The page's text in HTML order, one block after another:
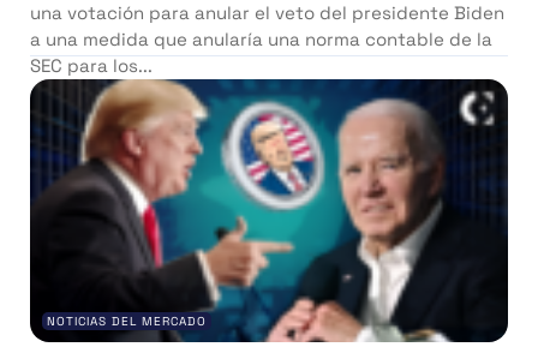
una votación para anular el veto del presidente Biden
a una medida que anularía una norma contable de la
SEC para los...
NOTICIAS DEL MERCADO